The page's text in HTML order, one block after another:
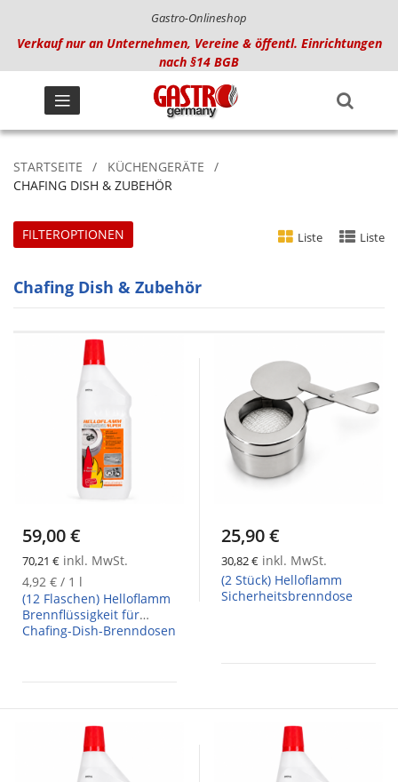
Gastro-Onlineshop
Verkauf nur an Unternehmen, Vereine & öffentl. Einrichtungen
nach §14 BGB
STARTSEITE
KÜCHENGERÄTE
CHAFING DISH & ZUBEHÖR
Chafing Dish & Zubehör
Liste Liste
59,00 €
70,21 € inkl. MwSt.
4,92 € / 1 l
(12 Flaschen) Helloflamm
Brennflüssigkeit für
Chafing-Dish-Brenndosen
25,90 €
30,82 € inkl. MwSt.
(2 Stück) Helloflamm
Sicherheitsbrenndose
FILTEROPTIONEN